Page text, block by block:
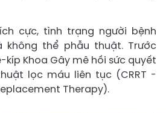
cực, tình trạng người bệnh
không thể phẫu thuật. Trước
kíp Khoa Gây mê hồi sức quyết
lọc máu liên tục (CRRT -
Therapy).